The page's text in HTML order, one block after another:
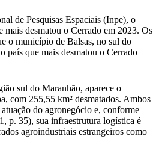
de Pesquisas Espaciais (Inpe), o
mais desmatou o Cerrado em 2023. Os
o município de Balsas, no sul do
país que mais desmatou o Cerrado
sul do Maranhão, aparece o
com 255,55 km² desmatados. Ambos
do agronegócio e, conforme
p. 35), sua infraestrutura logística é
agroindustriais estrangeiros como